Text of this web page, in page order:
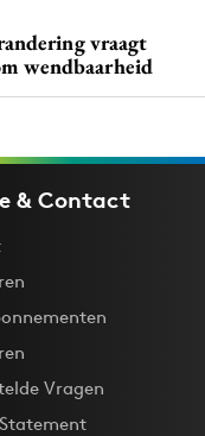
vraagt
wendbaarheid
& Contact
Vragen